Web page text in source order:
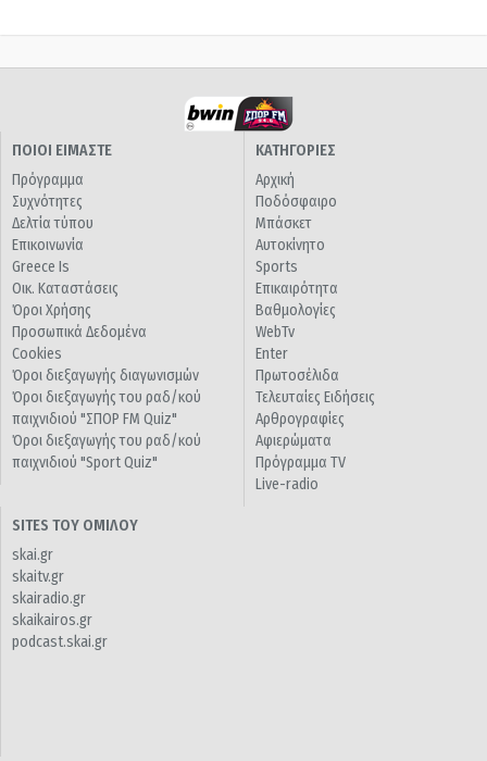
ΠΟΙΟΙ ΕΙΜΑΣΤΕ
Πρόγραμμα
Συχνότητες
Δελτία τύπου
Επικοινωνία
Greece Is
Οικ. Καταστάσεις
Όροι Χρήσης
Προσωπικά Δεδομένα
Cookies
Όροι διεξαγωγής διαγωνισμών
Όροι διεξαγωγής του ραδ/κού
παιχνιδιού "ΣΠΟΡ FM Quiz"
Όροι διεξαγωγής του ραδ/κού
παιχνιδιού "Sport Quiz"
ΚΑΤΗΓΟΡΙΕΣ
Αρχική
Ποδόσφαιρο
Μπάσκετ
Αυτοκίνητο
Sports
Επικαιρότητα
Βαθμολογίες
WebTv
Enter
Πρωτοσέλιδα
Τελευταίες Ειδήσεις
Αρθρογραφίες
Αφιερώματα
Πρόγραμμα TV
Live-radio
SITES ΤΟΥ ΟΜΙΛΟΥ
skai.gr
skaitv.gr
skairadio.gr
skaikairos.gr
podcast.skai.gr